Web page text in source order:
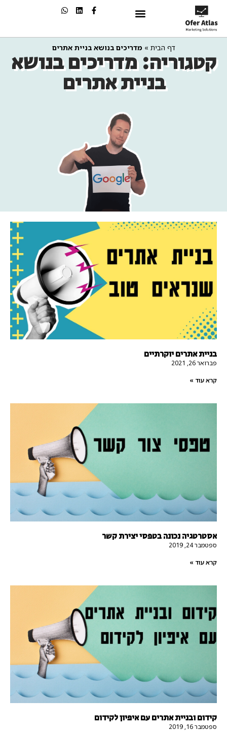
דף הבית » מדריכים בנושא בניית אתרים
קטגוריה: מדריכים בנושא
בניית אתרים
בניית אתרים יוקרתיים
פברואר 26, 2021
קרא עוד »
אסטרטגיה נכונה בטפסי יצירת קשר
ספטמבר 24, 2019
קרא עוד »
קידום ובניית אתרים עם איפיון לקידום
ספטמבר 16, 2019